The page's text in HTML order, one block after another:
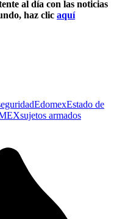
al día con las noticias
haz clic aquí
EdomexEstado de
sujetos armados